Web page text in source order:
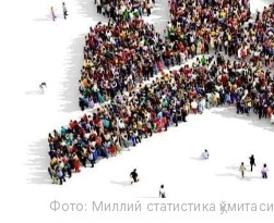
Фото: Миллий статистика қўмитаси